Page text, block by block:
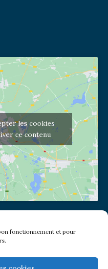
fonctionnement et pour
les cookies
ce contenu